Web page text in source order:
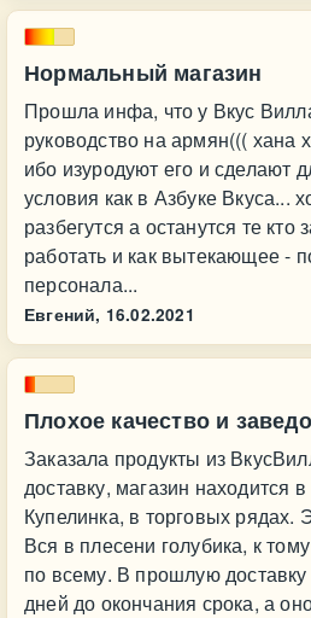
Нормальный магазин
Прошла инфа, что у Вкус
руководство на армян((( хана
ибо изуродуют его и сделают
условия как в Азбуке Вкуса...
разбегутся а останутся те кто
работать и как вытекающее -
персонала...
Евгений, 16.02.2021
Плохое качество и
Заказала продукты из
доставку, магазин находится
Купелинка, в торговых рядах.
Вся в плесени голубика, к
по всему. В прошлую
дней до окончания срока, а